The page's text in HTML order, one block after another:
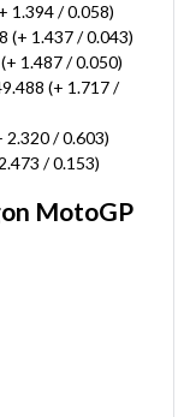
1.394 / 0.058)
(+ 1.437 / 0.043)
1.487 / 0.050)
(+ 1.717 /
2.320 / 0.603)
/ 0.153)
MotoGP